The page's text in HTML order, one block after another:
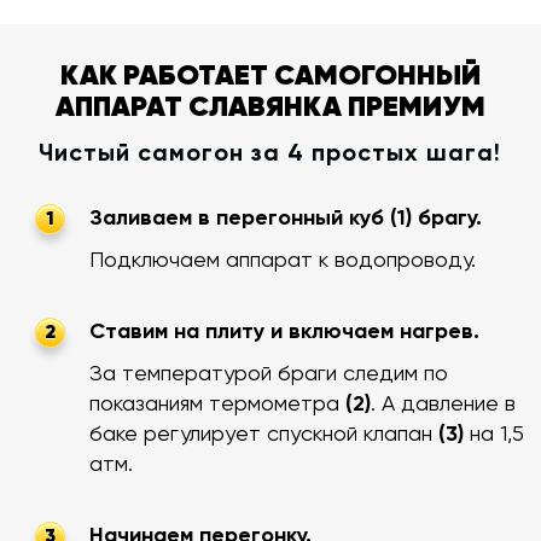
КАК РАБОТАЕТ САМОГОННЫЙ
АППАРАТ СЛАВЯНКА ПРЕМИУМ
Чистый самогон за 4 простых шага!
1
Заливаем в перегонный куб (1) брагу.
Подключаем аппарат к водопроводу.
2
Ставим на плиту и включаем нагрев.
За температурой браги следим по
показаниям термометра (2). А давление в
баке регулирует спускной клапан (3) на 1,5
атм.
Начинаем перегонку.